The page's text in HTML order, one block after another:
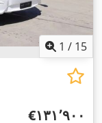
1 / 15
‎€۱۳۱٬۹۰۰